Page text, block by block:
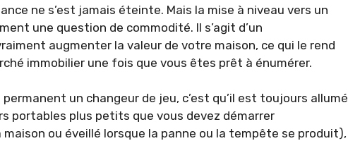
ne s’est jamais éteinte. Mais la mise à niveau vers un
une question de commodité. Il s’agit d’un
augmenter la valeur de votre maison, ce qui le rend
immobilier une fois que vous êtes prêt à énumérer.
un changeur de jeu, c’est qu’il est toujours allumé
portables plus petits que vous devez démarrer
ou éveillé lorsque la panne ou la tempête se produit),